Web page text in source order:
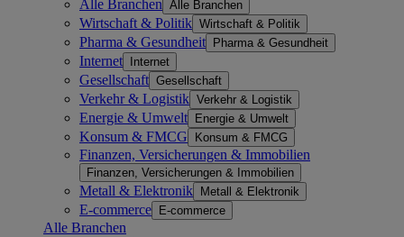
Alle Branchen Alle Branchen
Wirtschaft & Politik Wirtschaft & Politik
Pharma & Gesundheit Pharma & Gesundheit
Internet Internet
Gesellschaft Gesellschaft
Verkehr & Logistik Verkehr & Logistik
Energie & Umwelt Energie & Umwelt
Konsum & FMCG Konsum & FMCG
Finanzen, Versicherungen & Immobilien
Finanzen, Versicherungen & Immobilien
Metall & Elektronik Metall & Elektronik
E-commerce E-commerce
Alle Branchen